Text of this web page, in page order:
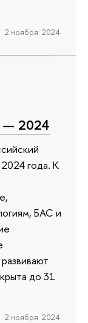
2 ноября 2024
— 2024
года. К
БАС и
до 31
2 ноября 2024